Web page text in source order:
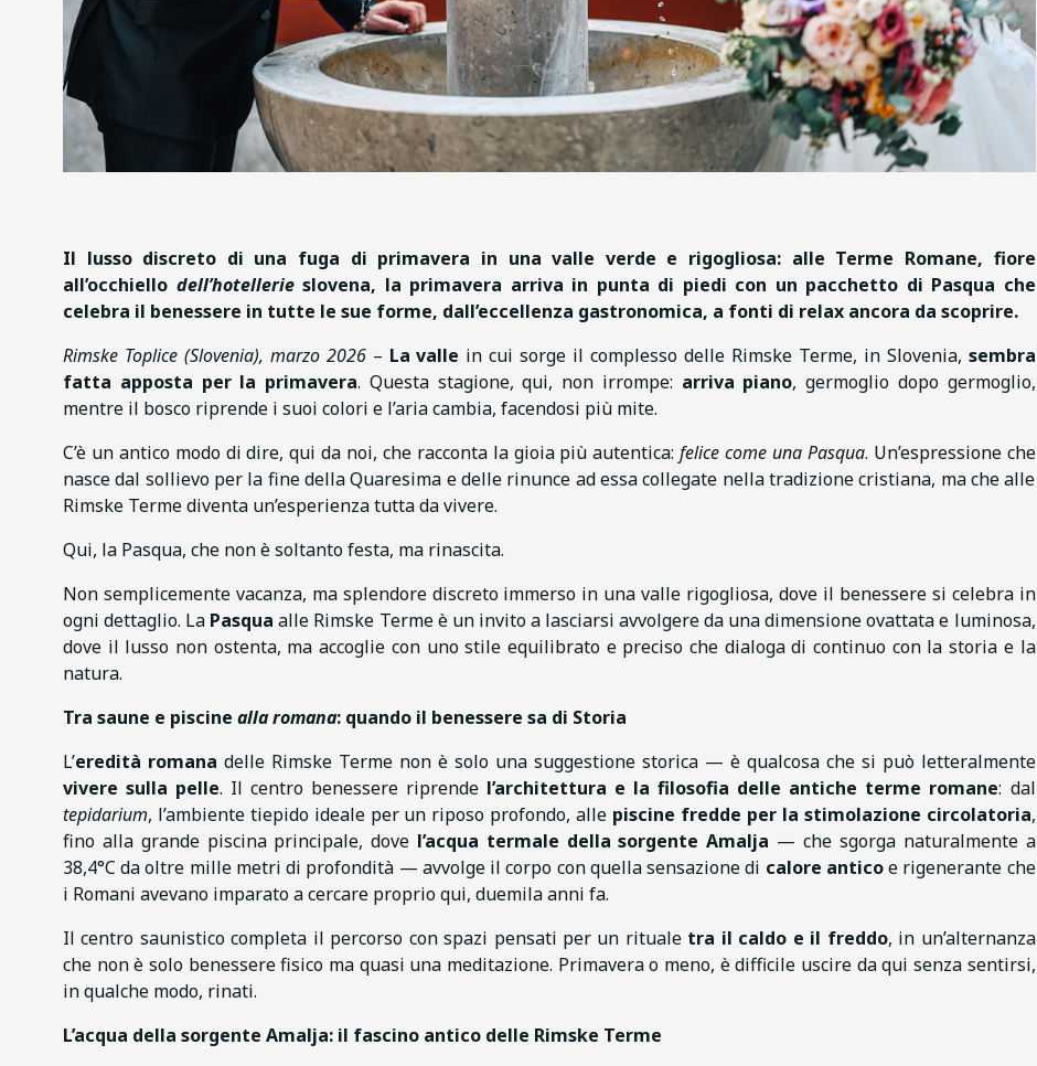
Il lusso discreto di una fuga di primavera in una valle verde e rigogliosa: alle Terme Romane, fiore
all’occhiello dell’hotellerieslovena, la primavera arriva in punta di piedi con un pacchetto di Pasqua che
celebra il benessere in tutte le sue forme, dall’eccellenza gastronomica, a fonti di relax ancora da scoprire.
Rimske Toplice (Slovenia), marzo 2026 – La valle in cui sorge il complesso delle Rimske Terme, in Slovenia, sembra
fatta apposta per la primavera. Questa stagione, qui, non irrompe: arriva piano, germoglio dopo germoglio,
mentre il bosco riprende i suoi colori e l’aria cambia, facendosi più mite.
C’è un antico modo di dire, qui da noi, che racconta la gioia più autentica:felice come una Pasqua. Un’espressione che
nasce dal sollievo per la fine della Quaresima e delle rinunce ad essa collegate nella tradizione cristiana, ma che alle
Rimske Terme diventa un’esperienza tutta da vivere.
Qui, la Pasqua, che non è soltanto festa, ma rinascita.
Non semplicemente vacanza, ma splendore discreto immerso in una valle rigogliosa, dove il benessere si celebra in
ogni dettaglio. La Pasquaalle Rimske Terme è un invito a lasciarsi avvolgere da una dimensione ovattata e luminosa,
dove il lusso non ostenta, ma accoglie con uno stile equilibrato e preciso che dialoga di continuo con la storia e la
natura.
Tra saune e piscine alla romana: quando il benessere sa di Storia
L’eredità romana delle Rimske Terme non è solo una suggestione storica — è qualcosa che si può letteralmente
vivere sulla pelle. Il centro benessere riprende l’architettura e la filosofia delle antiche terme romane: dal
tepidarium, l’ambiente tiepido ideale per un riposo profondo, alle piscine fredde per la stimolazione circolatoria,
fino alla grande piscina principale, dove l’acqua termale della sorgente Amalja — che sgorga naturalmente a
38,4°C da oltre mille metri di profondità — avvolge il corpo con quella sensazione di calore anticoe rigenerante che
i Romani avevano imparato a cercare proprio qui, duemila anni fa.
Il centro saunistico completa il percorso con spazi pensati per un rituale tra il caldo e il freddo, in un’alternanza
che non è solo benessere fisico ma quasi una meditazione. Primavera o meno, è difficile uscire da qui senza sentirsi,
in qualche modo, rinati.
L’acqua della sorgente Amalja: il fascino antico delle Rimske Terme